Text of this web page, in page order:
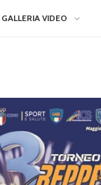
GALLERIA VIDEO